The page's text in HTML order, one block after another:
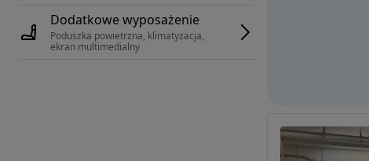
Dodatkowe wyposażenie
Poduszka powietrzna, klimatyzacja,
ekran multimedialny